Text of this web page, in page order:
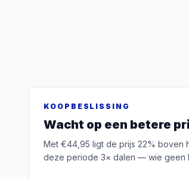
KOOPBESLISSING
Wacht op een betere
Met €44,95 ligt de prijs 22% boven
deze periode 3× dalen — wie geen